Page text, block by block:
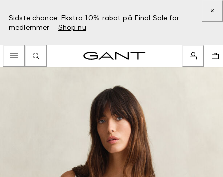
Sidste chance: Ekstra 10% rabat på Final Sale for
medlemmer – Shop nu